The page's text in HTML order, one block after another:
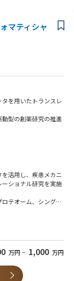
に受け、個人の成長
マティシャ
を用いたトランスレ
型の創薬研究の推進
ー
活用し、疾患メカニ
ショナル研究を実施
テオーム、シングル
案し、得られた結果
ティクス、計算生物
命科学関連分野の博
万円 ~ 1,000 万円